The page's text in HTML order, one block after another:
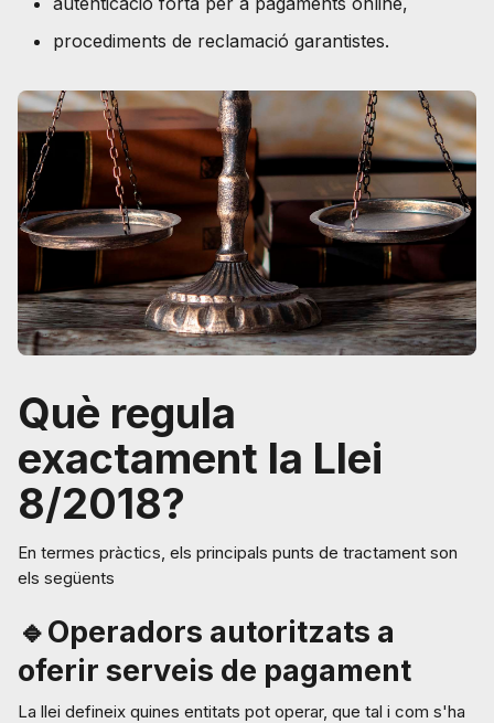
procediments de reclamació garantistes.
Què regula
exactament la Llei
8/2018?
En termes pràctics, els principals punts de tractament son
els següents
🔹Operadors autoritzats a
oferir serveis de pagament
La llei defineix quines entitats pot operar, que tal i com s'ha